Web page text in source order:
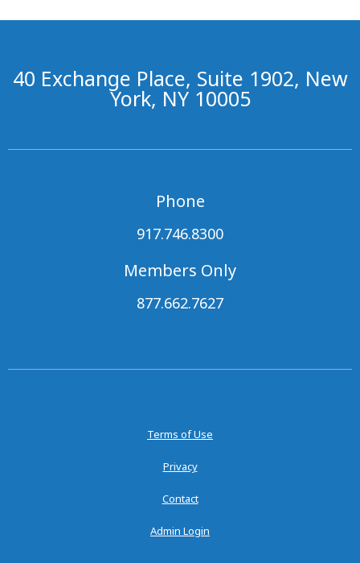
40 Exchange Place, Suite 1902, New
York, NY 10005
Phone
917.746.8300
Members Only
877.662.7627
Terms of Use
Privacy
Contact
Admin Login